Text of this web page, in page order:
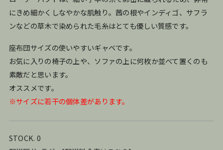
にきめ細かくしなやかな肌触り。茜の根やインディゴ、サフラ
ンなどの草木で染められた毛糸はとても優しい質感です。
座布団サイズの使いやすいギャベです。
お気に入りの椅子の上や、ソファの上に何枚か並べて置くのも
素敵だと思います。
オススメです。
※サイズに若干の個体差があります。
STOCK. 0